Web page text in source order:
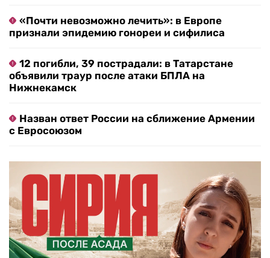
«Почти невозможно лечить»: в Европе
признали эпидемию гонореи и сифилиса
12 погибли, 39 пострадали: в Татарстане
объявили траур после атаки БПЛА на
Нижнекамск
Назван ответ России на сближение Армении
с Евросоюзом